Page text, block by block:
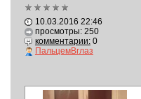
10.03.2016 22:46
просмотры: 250
комментарии:0
ПальцемВглаз